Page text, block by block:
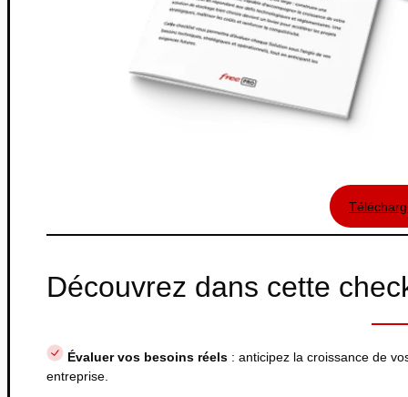
Découvrez dans cette
Évaluer vos besoins réels : anticipez la croissance de
entreprise.